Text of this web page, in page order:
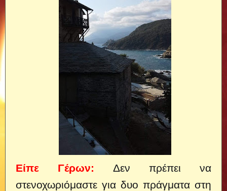
Είπε Γέρων: Δεν πρέπει να
στενοχωριόμαστε για δυο πράγματα στη